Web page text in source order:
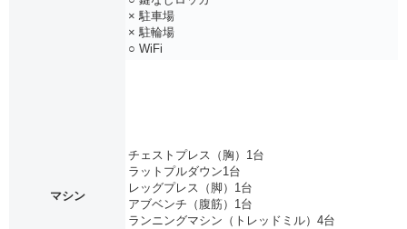
× 駐車場
× 駐輪場
○ WiFi
マシン
チェストプレス（胸）1台
ラットプルダウン1台
レッグプレス（脚）1台
アブベンチ（腹筋）1台
ランニングマシン（トレッドミル）4台